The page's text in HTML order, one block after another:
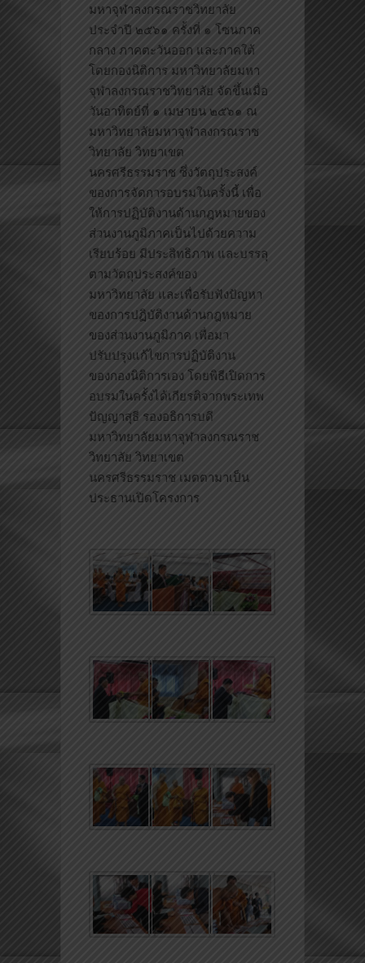
มหาจุฬาลงกรณราชวิทยาลัย
ประจำปี ๒๕๖๑ ครั้งที่ ๑ โซนภาค
กลาง ภาคตะวันออก และภาคใต้
โดยกองนิติการ มหาวิทยาลัยมหา
จุฬาลงกรณราชวิทยาลัย จัดขึ้นเมื่อ
วันอาทิตย์ที่ ๑ เมษายน ๒๕๖๑ ณ
มหาวิทยาลัยมหาจุฬาลงกรณราช
วิทยาลัย วิทยาเขต
นครศรีธรรมราช ซึ่งวัตถุประสงค์
ของการจัดการอบรมในครั้งนี้ เพื่อ
ให้การปฏิบัติงานด้านกฎหมายของ
ส่วนงานภูมิภาคเป็นไปด้วยความ
เรียบร้อย มีประสิทธิภาพ และบรรลุ
ตามวัตถุประสงค์ของ
มหาวิทยาลัย และเพื่อรับฟังปัญหา
ของการปฏิบัติงานด้านกฎหมาย
ของส่วนงานภูมิภาค เพื่อมา
ปรับปรุงแก้ไขการปฏิบัติงาน
ของกองนิติการเอง โดยพิธีเปิดการ
อบรมในครั้งได้เกียรติจากพระเทพ
ปัญญาสุธี รองอธิการบดี
มหาวิทยาลัยมหาจุฬาลงกรณราช
วิทยาลัย วิทยาเขต
นครศรีธรรมราช เมตตามาเป็น
ประธานเปิดโครงการ